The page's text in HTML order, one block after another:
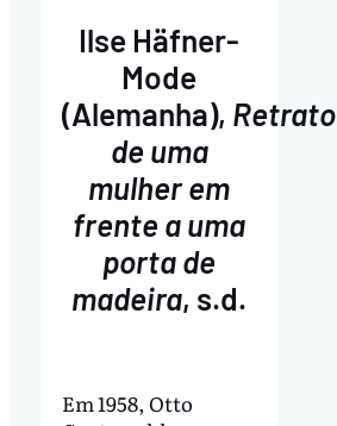
Ilse Häfner-
Mode
(Alemanha), Retrato
de uma
mulher em
frente a uma
porta de
madeira, s.d.
Em 1958, Otto